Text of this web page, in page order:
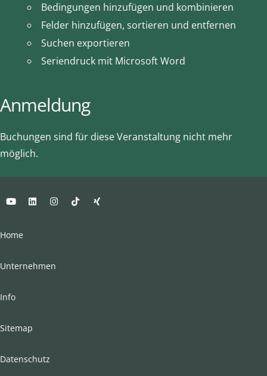
Bedingungen hinzufügen und kombinieren
Felder hinzufügen, sortieren und entfernen
Suchen exportieren
Seriendruck mit Microsoft Word
Anmeldung
Buchungen sind für diese Veranstaltung nicht mehr
möglich.
Home
Unternehmen
Info
Sitemap
Datenschutz